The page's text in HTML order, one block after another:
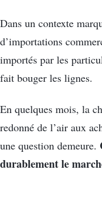
Dans un contexte
d’importations
importés par les
fait bouger les lignes.
En quelques mois, la
redonné de l’air aux
une question demeure.
durablement le